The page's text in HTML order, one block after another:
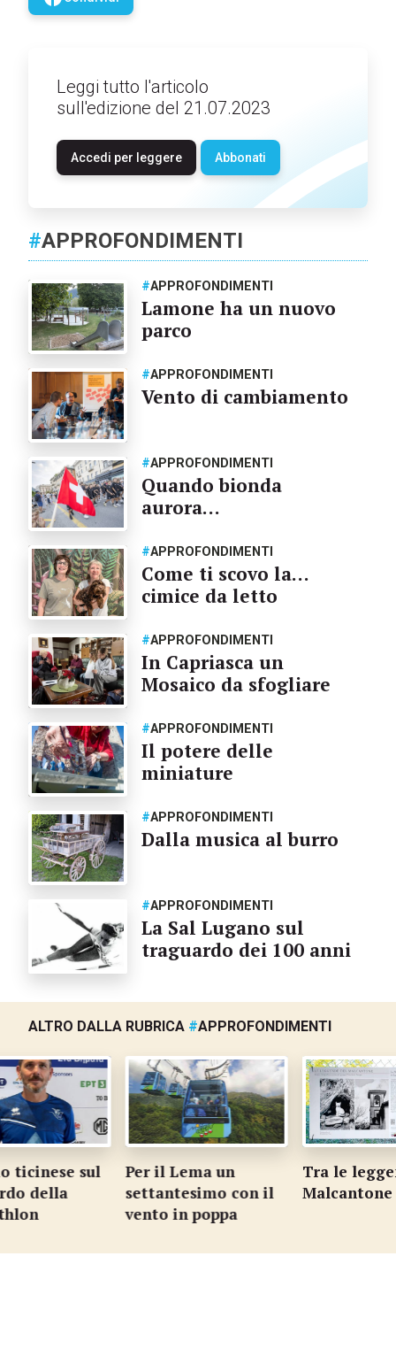
Leggi tutto l'articolo
sull'edizione del 21.07.2023
Accedi per leggere Abbonati
#APPROFONDIMENTI
#APPROFONDIMENTI
Lamone ha un nuovo
parco
#APPROFONDIMENTI
Vento di cambiamento
#APPROFONDIMENTI
Quando bionda
aurora…
#APPROFONDIMENTI
Come ti scovo la…
cimice da letto
#APPROFONDIMENTI
In Capriasca un
Mosaico da sfogliare
#APPROFONDIMENTI
Il potere delle
miniature
#APPROFONDIMENTI
Dalla musica al burro
#APPROFONDIMENTI
La Sal Lugano sul
traguardo dei 100 anni
ALTRO DALLA RUBRICA #APPROFONDIMENTI
sul
della
Per il Lema un
settantesimo con il
vento in poppa
Tra le
Malcantone
…